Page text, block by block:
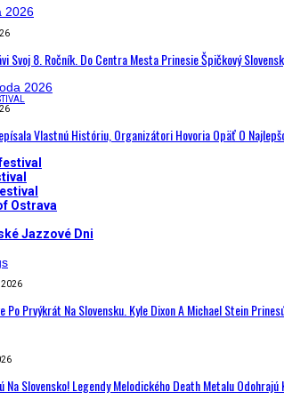
Svoj 8. Ročník. Do Centra Mesta Prinesie Špičkový
Vlastnú Históriu, Organizátori Hovoria Opäť O
Ostrava
Jazzové Dni
2026
Po Prvýkrát Na Slovensku. Kyle Dixon A Michael Stein
Na Slovensko! Legendy Melodického Death Metalu